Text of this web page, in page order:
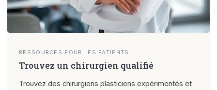
RESSOURCES POUR LES PATIENTS
Trouvez un chirurgien qualifié
Trouvez des chirurgiens plasticiens expérimentés et